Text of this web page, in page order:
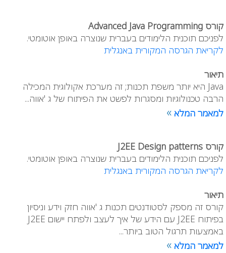
קורס Advanced Java Programming
לפניכם תוכנית הלימודים בעברית שנוצרה באופן אוטומטי.
לקריאת הגרסה המקורית באנגלית
תיאור
Java היא יותר משפת תכנות; זה מערכת אקולוגית המכילה
הרבה טכנולוגיות ומסגרות לפשט את הפיתוח של ג 'אווה...
למאמר המלא »
קורס J2EE Design patterns
לפניכם תוכנית הלימודים בעברית שנוצרה באופן אוטומטי.
לקריאת הגרסה המקורית באנגלית
תיאור
קורס זה מספק לסטודנטים תכנות ג 'אווה חזק וידע וניסיון
בפיתוח J2EE עם הידע של איך לעצב ולפתח יישום J2EE
באמצעות תרגול הטוב ביותר...
למאמר המלא »